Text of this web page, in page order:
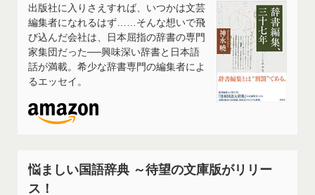
出版社に入りさえすれば、いつかは文芸
編集者になれるはず……そんな想いで飛
び込んだ会社は、日本屈指の辞書の専門
家集団だった──興味深い辞書と日本語
話が満載。希少な辞書専門の編集者によ
るエッセイ。
悩ましい国語辞典 ～待望の文庫版がリリー
ス！